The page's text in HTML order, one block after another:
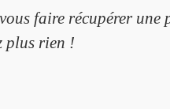
faire récupérer une
plus rien !